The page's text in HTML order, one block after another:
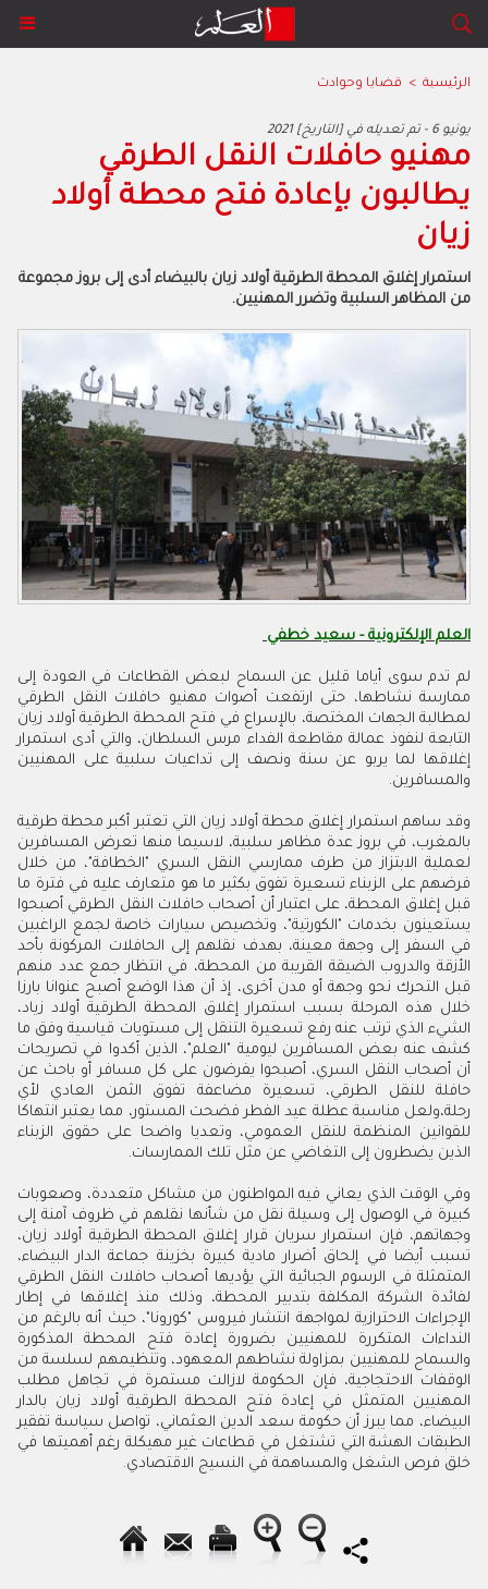
الرئيسية > قضايا وحوادث
2021 يونيو 6 - تم تعديله في [التاريخ]
مهنيو حافلات النقل الطرقي
يطالبون بإعادة فتح محطة أولاد
زيان
استمرار إغلاق المحطة الطرقية أولاد زيان بالبيضاء أدى إلى بروز مجموعة
من المظاهر السلبية وتضرر المهنيين.
العلم الإلكترونية - سعيد خطفي
لم تدم سوى أياما قليل عن السماح لبعض القطاعات في العودة إلى
ممارسة نشاطها، حتى ارتفعت أصوات مهنيو حافلات النقل الطرقي
لمطالبة الجهات المختصة، بالإسراع في فتح المحطة الطرقية أولاد زيان
التابعة لنفوذ عمالة مقاطعة الفداء مرس السلطان، والتي أدى استمرار
إغلاقها لما يربو عن سنة ونصف إلى تداعيات سلبية على المهنيين
والمسافرين.
وقد ساهم استمرار إغلاق محطة أولاد زيان التي تعتبر أكبر محطة طرقية
بالمغرب، في بروز عدة مظاهر سلبية، لاسيما منها تعرض المسافرين
لعملية الابتزاز من طرف ممارسي النقل السري "الخطافة"، من خلال
فرضهم على الزبناء تسعيرة تفوق بكثير ما هو متعارف عليه في فترة ما
قبل إغلاق المحطة، على اعتبار أن أصحاب حافلات النقل الطرقي أصبحوا
يستعينون بخدمات "الكورتية"، وتخصيص سيارات خاصة لجمع الراغبين
في السفر إلى وجهة معينة، بهدف نقلهم إلى الحافلات المركونة بأحد
الأزقة والدروب الضيقة القريبة من المحطة، في انتظار جمع عدد منهم
قبل التحرك نحو وجهة أو مدن أخرى، إذ أن هذا الوضع أصبح عنوانا بارزا
خلال هذه المرحلة بسبب استمرار إغلاق المحطة الطرقية أولاد زياد،
الشيء الذي ترتب عنه رفع تسعيرة التنقل إلى مستويات قياسية وفق ما
كشف عنه بعض المسافرين ليومية "العلم"، الذين أكدوا في تصريحات
أن أصحاب النقل السري، أصبحوا يفرضون على كل مسافر أو باحث عن
حافلة للنقل الطرقي، تسعيرة مضاعفة تفوق الثمن العادي لأي
رحلة،ولعل مناسبة عطلة عيد الفطر فضحت المستور، مما يعتبر انتهاكا
للقوانين المنظمة للنقل العمومي، وتعديا واضحا على حقوق الزبناء
الذين يضطرون إلى التغاضي عن مثل تلك الممارسات.
وفي الوقت الذي يعاني فيه المواطنون من مشاكل متعددة، وصعوبات
كبيرة في الوصول إلى وسيلة نقل من شأنها نقلهم في ظروف آمنة إلى
وجهاتهم، فإن استمرار سريان قرار إغلاق المحطة الطرقية أولاد زيان،
تسبب أيضا في إلحاق أضرار مادية كبيرة بخزينة جماعة الدار البيضاء،
المتمثلة في الرسوم الجبائية التي يؤديها أصحاب حافلات النقل الطرقي
لفائدة الشركة المكلفة بتدبير المحطة، وذلك منذ إغلاقها في إطار
الإجراءات الاحترازية لمواجهة انتشار فيروس "كورونا"، حيث أنه بالرغم من
النداءات المتكررة للمهنيين بضرورة إعادة فتح المحطة المذكورة
والسماح للمهنيين بمزاولة نشاطهم المعهود، وتنظيمهم لسلسة من
الوقفات الاحتجاجية، فإن الحكومة لازالت مستمرة في تجاهل مطلب
المهنيين المتمثل في إعادة فتح المحطة الطرقية أولاد زيان بالدار
البيضاء، مما يبرز أن حكومة سعد الدين العثماني، تواصل سياسة تفقير
الطبقات الهشة التي تشتغل في قطاعات غير مهيكلة رغم أهميتها في
خلق فرص الشغل والمساهمة في النسيج الاقتصادي.